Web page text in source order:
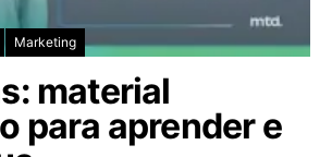
Marketing
material
para aprender e